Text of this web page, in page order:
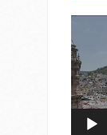
de
vídeo